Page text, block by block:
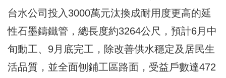
台水公司投入3000萬元汰換成耐用度更高的延
性石墨鑄鐵管，總長度約3264公尺，預計6月中
旬動工、9月底完工，除改善供水穩定及居民生
活品質，並全面刨鋪工區路面，受益戶數達472